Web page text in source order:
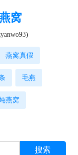
窝
燕窝真假
毛燕
燕窝